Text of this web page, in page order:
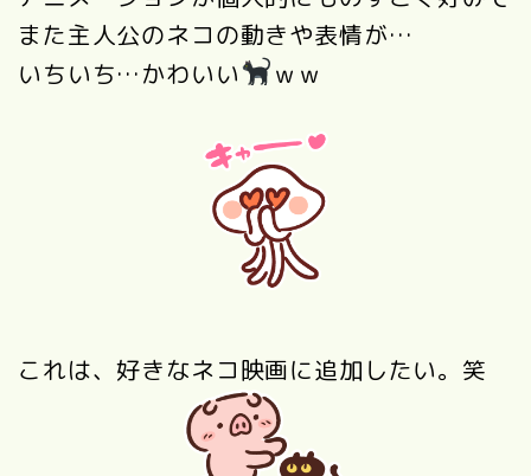
また主人公のネコの動きや表情が…
いちいち…かわいい
ｗｗ
これは、好きなネコ映画に追加したい。笑